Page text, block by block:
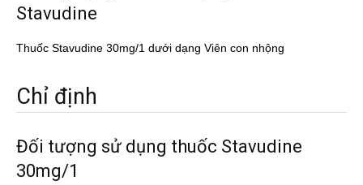
Stavudine
Thuốc Stavudine 30mg/1 dưới dạng Viên con nhộng
Chỉ định
Đối tượng sử dụng thuốc Stavudine
30mg/1